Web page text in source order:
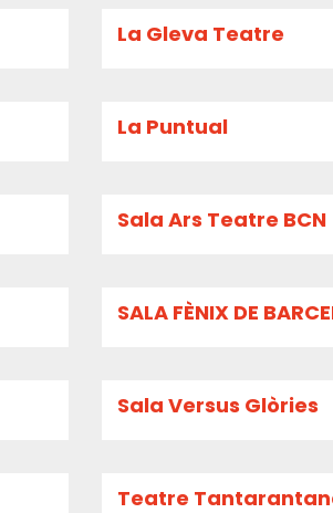
La Gleva Teatre
La Puntual
Sala Ars Teatre BCN
SALA FÈNIX DE
Sala Versus Glòries
Teatre